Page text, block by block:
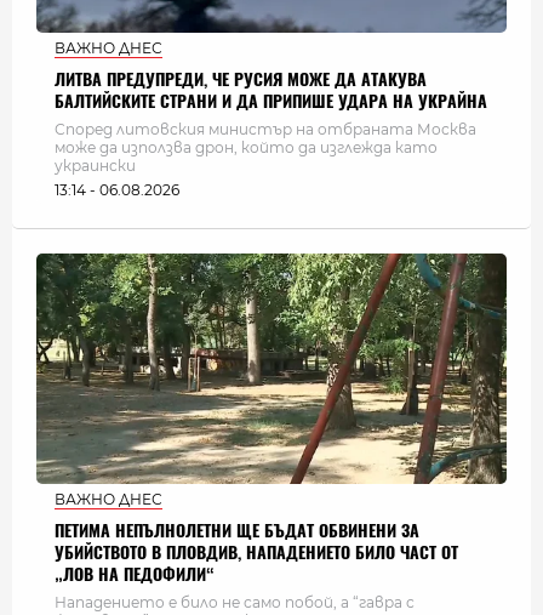
ВАЖНО ДНЕС
ЛИТВА ПРЕДУПРЕДИ, ЧЕ РУСИЯ МОЖЕ ДА АТАКУВА
БАЛТИЙСКИТЕ СТРАНИ И ДА ПРИПИШЕ УДАРА НА УКРАЙНА
Според литовския министър на отбраната Москва
може да използва дрон, който да изглежда като
украински
13:14 - 06.08.2026
ВАЖНО ДНЕС
ПЕТИМА НЕПЪЛНОЛЕТНИ ЩЕ БЪДАТ ОБВИНЕНИ ЗА
УБИЙСТВОТО В ПЛОВДИВ, НАПАДЕНИЕТО БИЛО ЧАСТ ОТ
„ЛОВ НА ПЕДОФИЛИ“
Нападението е било не само побой, а “гавра с